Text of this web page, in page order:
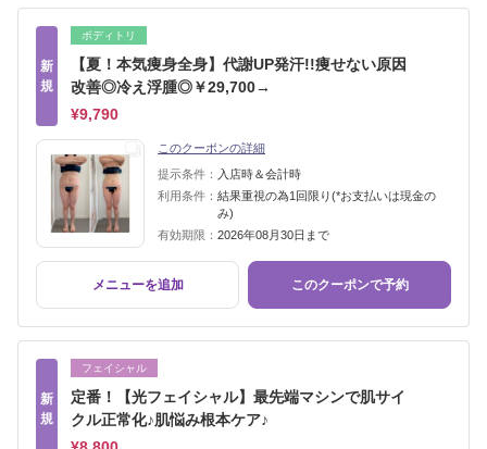
新
規
ボディトリ
【夏！本気痩身全身】代謝UP発汗!!痩せない原因
改善◎冷え浮腫◎￥29,700→
¥9,790
このクーポンの詳細
提示条件：
入店時＆会計時
利用条件： 結果重視の為1回限り(*お支払いは現金の
み)
有効期限： 2026年08月30日まで
メニューを追加 このクーポンで予約
新
規
フェイシャル
定番！【光フェイシャル】最先端マシンで肌サイ
クル正常化♪肌悩み根本ケア♪